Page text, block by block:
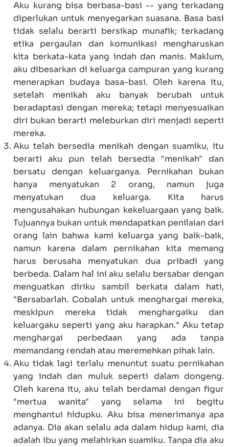
Aku kurang bisa berbasa-basi -- yang terkadang
diperlukan untuk menyegarkan suasana. Basa basi
tidak selalu berarti bersikap munafik; terkadang
etika pergaulan dan komunikasi mengharuskan
kita berkata-kata yang indah dan manis. Maklum,
aku dibesarkan di keluarga campuran yang kurang
menerapkan budaya basa-basi. Oleh karena itu,
setelah menikah aku banyak berubah untuk
beradaptasi dengan mereka; tetapi menyesuaikan
diri bukan berarti meleburkan diri menjadi seperti
mereka.
Aku telah bersedia menikah dengan suamiku, itu
berarti aku pun telah bersedia "menikah" dan
bersatu dengan keluarganya. Pernikahan bukan
hanya menyatukan 2 orang, namun juga
menyatukan dua keluarga. Kita harus
mengusahakan hubungan kekeluargaan yang baik.
Tujuannya bukan untuk mendapatkan penilaian dari
orang lain bahwa kami keluarga yang baik-baik,
namun karena dalam pernikahan kita memang
harus berusaha menyatukan dua pribadi yang
berbeda. Dalam hal ini aku selalu bersabar dengan
menguatkan diriku sambil berkata dalam hati,
"Bersabarlah. Cobalah untuk menghargai mereka,
meskipun mereka tidak menghargaiku dan
keluargaku seperti yang aku harapkan." Aku tetap
menghargai perbedaan yang ada tanpa
memandang rendah atau meremehkan pihak lain.
Aku tidak lagi terlalu menuntut suatu pernikahan
yang indah dan muluk seperti dalam dongeng.
Oleh karena itu, aku telah berdamai dengan figur
"mertua wanita" yang selama ini begitu
menghantui hidupku. Aku bisa menerimanya apa
adanya. Dia akan selalu ada dalam hidup kami, dia
adalah ibu yang melahirkan suamiku. Tanpa dia aku